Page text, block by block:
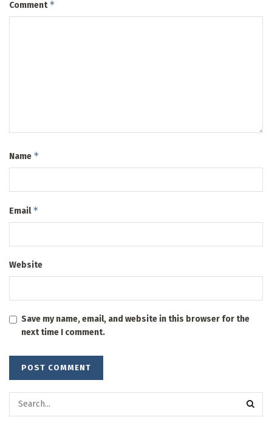
Comment*
Name *
Email*
Website
Save my name, email, and website in this browser for the
next time I comment.